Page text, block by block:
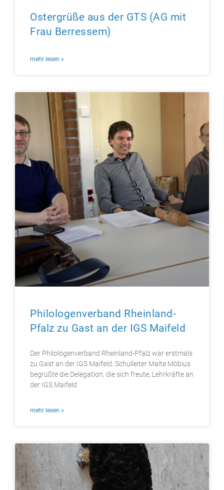
Ostergrüße aus der GTS (AG mit
Frau Berressem)
mehr lesen »
Philologenverband Rheinland-
Pfalz zu Gast an der IGS Maifeld
Der Philologenverband Rheinland-Pfalz war erstmals
zu Gast an der IGS Maifeld. Schulleiter Malte Möbius
begrüßte die Delegation, die sich freute, Lehrkräfte an
der IGS Maifeld
mehr lesen »